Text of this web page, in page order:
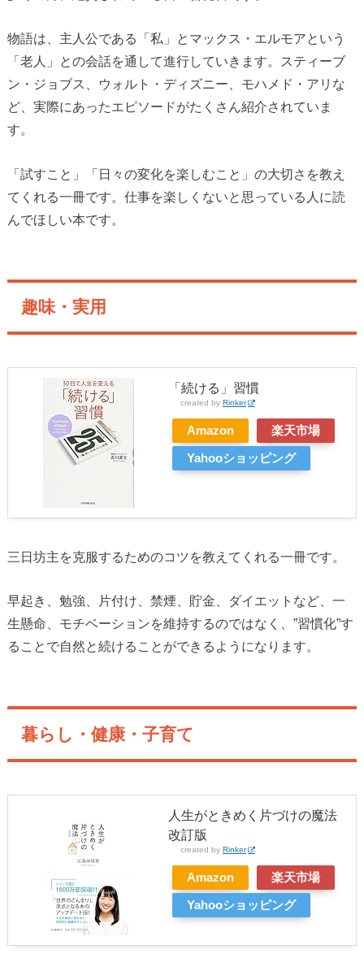
物語は、主人公である「私」とマックス・エルモアという
「老人」との会話を通して進行していきます。スティーブ
ン・ジョブス、ウォルト・ディズニー、モハメド・アリな
ど、実際にあったエピソードがたくさん紹介されていま
す。
「試すこと」「日々の変化を楽しむこと」の大切さを教え
てくれる一冊です。仕事を楽しくないと思っている人に読
んでほしい本です。
趣味・実用
「続ける」習慣
created by Rinker
Amazon 楽天市場
Yahooショッピング
三日坊主を克服するためのコツを教えてくれる一冊です。
早起き、勉強、片付け、禁煙、貯金、ダイエットなど、一
生懸命、モチベーションを維持するのではなく、”習慣化”す
ることで自然と続けることができるようになります。
暮らし・健康・子育て
人生がときめく片づけの魔法
改訂版
created by Rinker
Amazon 楽天市場
Yahooショッピング